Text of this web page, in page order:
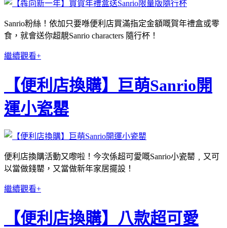
Sanrio粉絲！依加只要喺便利店買滿指定金額嘅賀年禮盒或零
食，就會送你超靚Sanrio characters 隨行杯！
繼續觀看+
【便利店換購】巨萌Sanrio開
運小瓷罌
便利店換購活動又嚟啦！今次係超可愛嘅Sanrio小瓷罌﹐又可
以當做錢罌，又當做新年家居擺設！
繼續觀看+
【便利店換購】八款超可愛